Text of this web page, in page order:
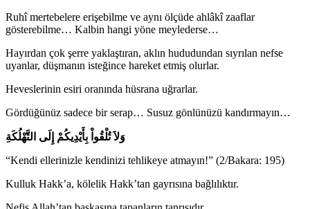
Ruhî mertebelere erişebilme ve aynı ölçüde ahlâkî zaaflar
gösterebilme… Kalbin hangi yöne meylederse…
Hayırdan çok şerre yaklaştıran, aklın hududundan sıyrılan nefse
uyanlar, düşmanın isteğince hareket etmiş olurlar.
Heveslerinin esiri oranında hüsrana uğrarlar.
Gördüğünüz sadece bir serap… Susuz gönlünüzü kandırmayın…
وَلاَ تُلْقُواْ بِأَيْدِيكُمْ إِلَى التَّهْلُكَةِ
“Kendi ellerinizle kendinizi tehlikeye atmayın!” (2/Bakara: 195)
Kulluk Hakk’a, kölelik Hakk’tan gayrısına bağlılıktır.